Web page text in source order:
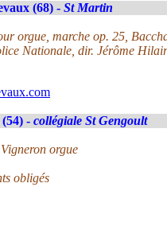
(68) - St Martin
orgue, marche op. 25,
Nationale, dir. Jérôme
- collégiale St Gengoult
orgue
obligés